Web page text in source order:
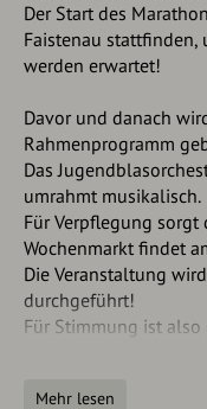
Der Start des
Faistenau stattfinden,
werden erwartet!
Davor und danach
Rahmenprogramm
Das
umrahmt musikalisch.
Für Verpflegung sorgt
Wochenmarkt findet
Die Veranstaltung
durchgeführt!
Für Stimmung ist
Mozart100 Lauf:
Mehr lesen